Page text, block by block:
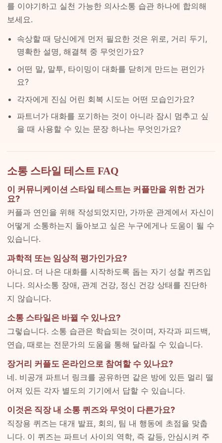
를 이야기하고 실천 가능한 의사소통 습관 하나에 합의해
보세요.
속상할 때 당신에게 먼저 필요한 것은 위로, 거리 두기,
명확한 설명, 해결책 중 무엇인가요?
어떤 말, 말투, 타이밍이 대화를 닫히게 만드는 편인가
요?
각자에게 진심 어린 회복 시도는 어떤 모습인가요?
파트너가 대화를 포기하는 것이 아니라 잠시 멈추고 싶
을 때 사용할 수 있는 문장 하나는 무엇인가요?
소통 스타일 테스트 FAQ
이 커뮤니케이션 스타일 테스트는 커플만을 위한 건가
요?
커플과 연인을 위해 작성되었지만, 가까운 관계에서 자신이
어떻게 소통하는지 돌아보고 싶은 누구에게나 도움이 될 수
있습니다.
과학적 또는 임상적 평가인가요?
아니요. 더 나은 대화를 시작하도록 돕는 자기 성찰 퀴즈입
니다. 의사소통 장애, 관계 건강, 정신 건강 상태를 진단하
지 않습니다.
소통 스타일은 바뀔 수 있나요?
그렇습니다. 소통 습관은 학습되는 것이며, 자각과 피드백,
연습, 때로는 전문가의 도움을 통해 달라질 수 있습니다.
장거리 커플도 온라인으로 참여할 수 있나요?
네. 비공개 파트너 링크를 공유하면 같은 방에 있든 멀리 떨
어져 있든 각자 별도의 기기에서 답할 수 있습니다.
이것은 직장 내 소통 퀴즈와 무엇이 다른가요?
직장용 퀴즈는 대개 발표, 회의, 팀 내 행동에 초점을 맞춥
니다. 이 퀴즈는 파트너 사이의 역학, 즉 갈등, 안심시켜 주